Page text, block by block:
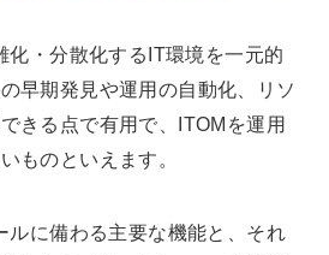
化・分散化するIT環境を一元的
早期発見や運用の自動化、リソ
きる点で有用で、ITOMを運用
ものといえます。
ルに備わる主要な機能と、それ